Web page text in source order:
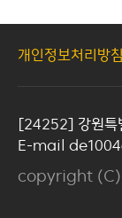
개인정보처리방침
[24252] 강원특
E-mail
copyright